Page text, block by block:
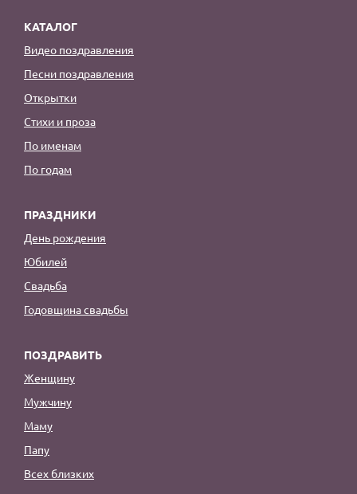
КАТАЛОГ
Видео поздравления
Песни поздравления
Открытки
Стихи и проза
По именам
По годам
ПРАЗДНИКИ
День рождения
Юбилей
Свадьба
Годовщина свадьбы
ПОЗДРАВИТЬ
Женщину
Мужчину
Маму
Папу
Всех близких